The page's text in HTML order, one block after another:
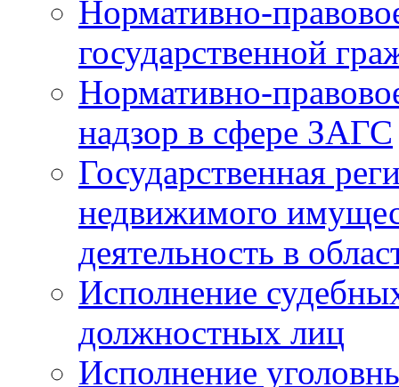
Нормативно-
государственной
Нормативно-
надзор в сфере ЗАГС
Государственная
недвижимого
деятельность в
Исполнение
должностных лиц
Исполнение